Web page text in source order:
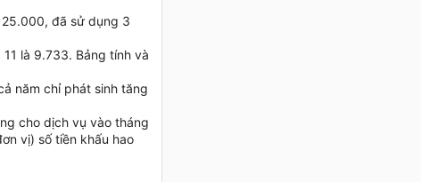
đã sử dụng 3
là 9.733. Bảng tính và
năm chỉ phát sinh tăng
cho dịch vụ vào tháng
vị) số tiền khấu hao